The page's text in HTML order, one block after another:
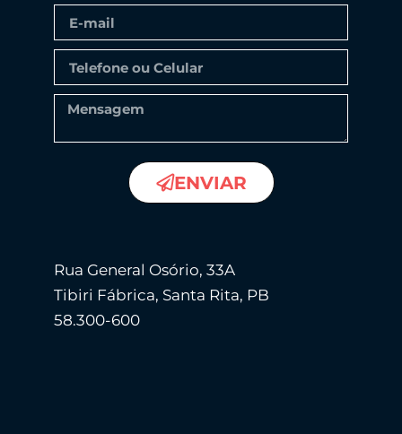
Rua General Osório, 33A
Tibiri Fábrica, Santa Rita, PB
58.300-600
ENVIAR